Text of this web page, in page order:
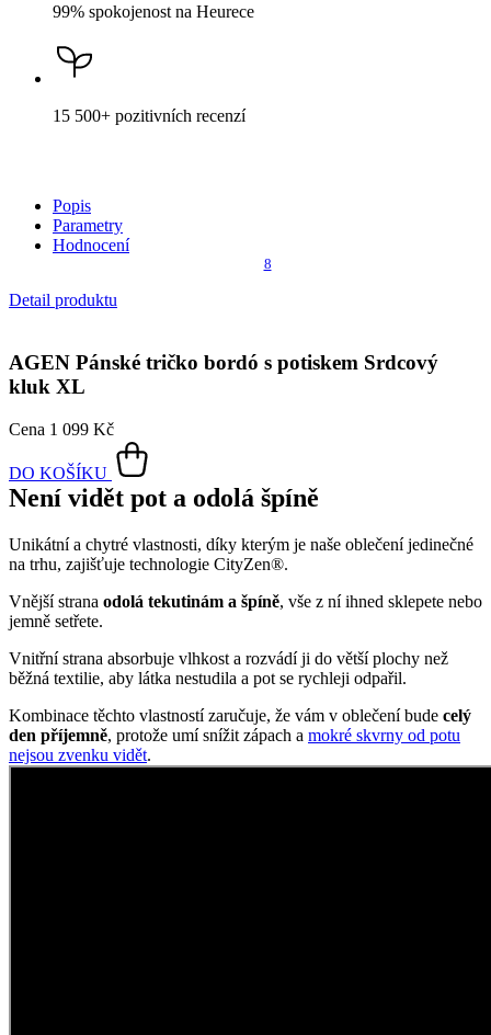
99% spokojenost na Heurece
15 500+ pozitivních recenzí
Popis
Parametry
Hodnocení
8
Detail produktu
AGEN Pánské tričko bordó s potiskem Srdcový
kluk XL
Cena 1 099 Kč
DO KOŠÍKU
Není vidět pot a odolá špíně
Unikátní a chytré vlastnosti, díky kterým je naše oblečení jedinečné
na trhu, zajišťuje technologie CityZen®.
Vnější strana odolá tekutinám a špíně, vše z ní ihned sklepete nebo
jemně setřete.
Vnitřní strana absorbuje vlhkost a rozvádí ji do větší plochy než
běžná textilie, aby látka nestudila a pot se rychleji odpařil.
Kombinace těchto vlastností zaručuje, že vám v oblečení bude celý
den příjemně, protože umí snížit zápach a mokré skvrny od potu
nejsou zvenku vidět.